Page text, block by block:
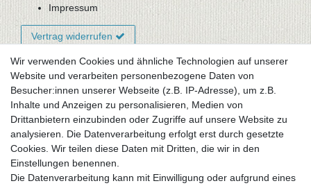
Impressum
Vertrag widerrufen
Newsletter-Anmeldung
FAQ / Fragen
Mein Warenkorb
Mein Merkzettel
Mein Konto
UNSER LADENGESCHÄFT
Wir verwenden Cookies und ähnliche Technologien auf unserer
Website und verarbeiten personenbezogene Daten von
Besucher:innen unserer Webseite (z.B. IP-Adresse), um z.B.
Inhalte und Anzeigen zu personalisieren, Medien von
Drittanbietern einzubinden oder Zugriffe auf unsere Website zu
analysieren. Die Datenverarbeitung erfolgt erst durch gesetzte
Cookies. Wir teilen diese Daten mit Dritten, die wir in den
Einstellungen benennen.
Die Datenverarbeitung kann mit Einwilligung oder aufgrund eines